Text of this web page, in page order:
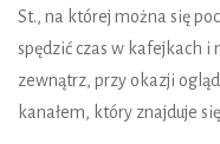
St., na której można się
spędzić czas w kafejkach i
zewnątrz, przy okazji
kanałem, który znajduje